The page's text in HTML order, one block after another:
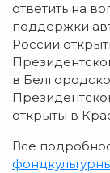
ответить на
поддержки
России
в
открыты в
Все